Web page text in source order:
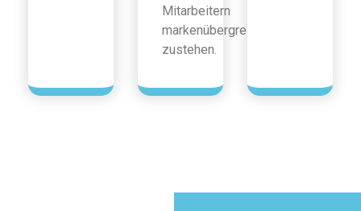
Mitarbeitern
markenübergreifend
zustehen.